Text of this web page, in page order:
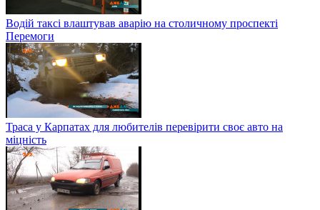
Водій таксі влаштував аварію на столичному проспекті
Перемоги
Траса у Карпатах для любителів перевірити своє авто на
міцність